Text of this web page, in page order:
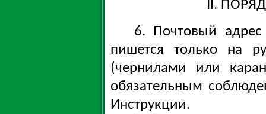
II.
6. Почтовый
пишется только на
(чернилами или
обязательным
Инструкции.